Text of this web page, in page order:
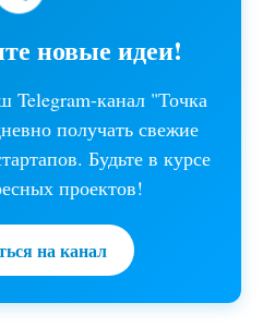
новые идеи!
Telegram-канал "Точка
получать свежие
Будьте в курсе
проектов!
на канал